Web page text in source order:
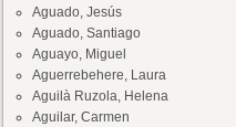
Aguado, Jesús
Aguado, Santiago
Aguayo, Miguel
Aguerrebehere, Laura
Aguilà Ruzola, Helena
Aguilar, Carmen